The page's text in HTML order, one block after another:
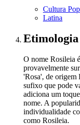
Cultura Pop
Latina
Etimologia
O nome Rosileia
provavelmente
'Rosa', de origem
sufixo que pode
adiciona um
nome. A
individualidade
como Rosileia.